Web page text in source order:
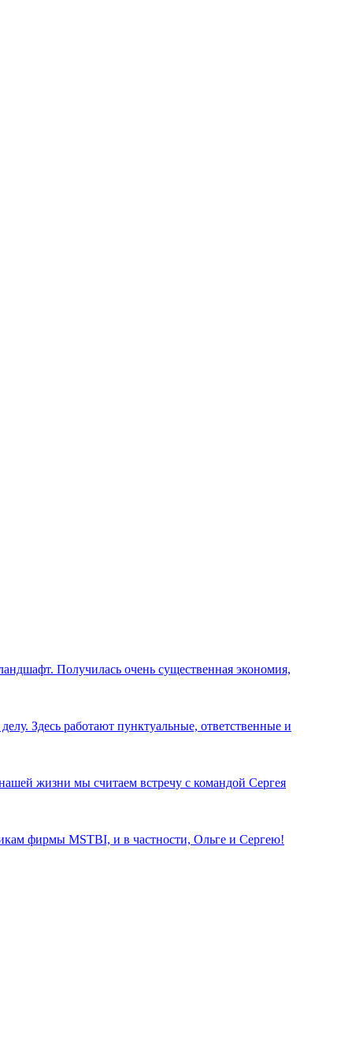
Получилась очень существенная экономия,
Здесь работают пунктуальные, ответственные и
жизни мы считаем встречу с командой Сергея
фирмы MSTBI, и в частности, Ольге и Сергею!